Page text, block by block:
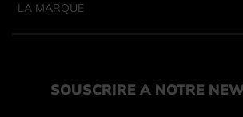
LA MARQUE
SOUSCRIRE A NOTRE